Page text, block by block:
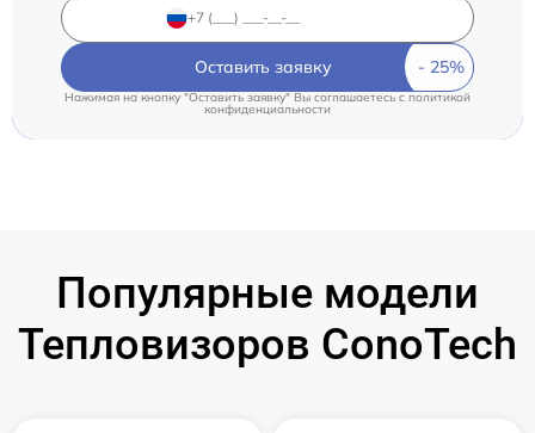
Оставить заявку
Нажимая на кнопку "Оставить заявку" Вы соглашаетесь cполитикой
конфиденциальности
Популярные модели
Тепловизоров ConoTech